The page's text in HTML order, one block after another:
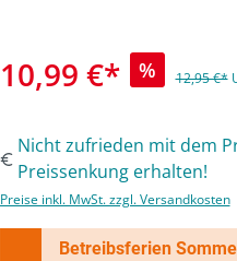
10,99 €* % 12,95 €*
Nicht zufrieden mit dem
Preissenkung erhalten!
Preise inkl. MwSt. zzgl. Versandkosten
Betreibsferien